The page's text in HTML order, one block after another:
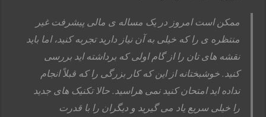
ممکن است امروز در یک مساله ی مالی پیشرفت غیر
منتظره ی را که خیلی به آن نیاز دارید تجربه کنید، اما باید
نقشه های تان را از گام اولی که برداشته اید بررسی
کنید. خوشبختانه از این که کار بزرگی را که قبلاً انجام
نداده اید امتحان کنید نمی هراسید. حالا تکنیک های جدید
را خیلی سریع یاد می گیرید و دیگران را با قدرت